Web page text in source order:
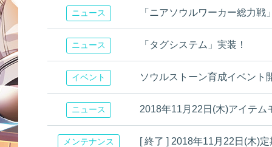
ニュース 「ニアソウルワーカー総力戦
ニュース 「タグシステム」実装！
イベント ソウルストーン育成イベント
ニュース 2018年11月22日(木)アイテム
メンテナンス [ 終了 ] 2018年11月22日(木)